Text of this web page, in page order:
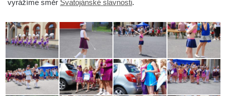
vyrážíme směr Svatojánské slavnosti.